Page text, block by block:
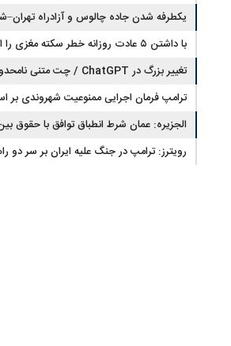
یکطرفه شدن جاده چالوس و آزادراه
با داشتن ۵ عادت روزانه خطر سکته مغزی را از خود دور کنید
تغییر بزرگ در ChatGPT / چت متنی نامحدود و رایگان
ترامپ فرمان اجرایی ممنوعیت شهروندی بر
امضا کرد
الجزیره: عمان شرط انطباق توافق با حقوق
کرد و ایران پذیرفت
رویترز: ترامپ در جنگ علیه ایران بر سر دو